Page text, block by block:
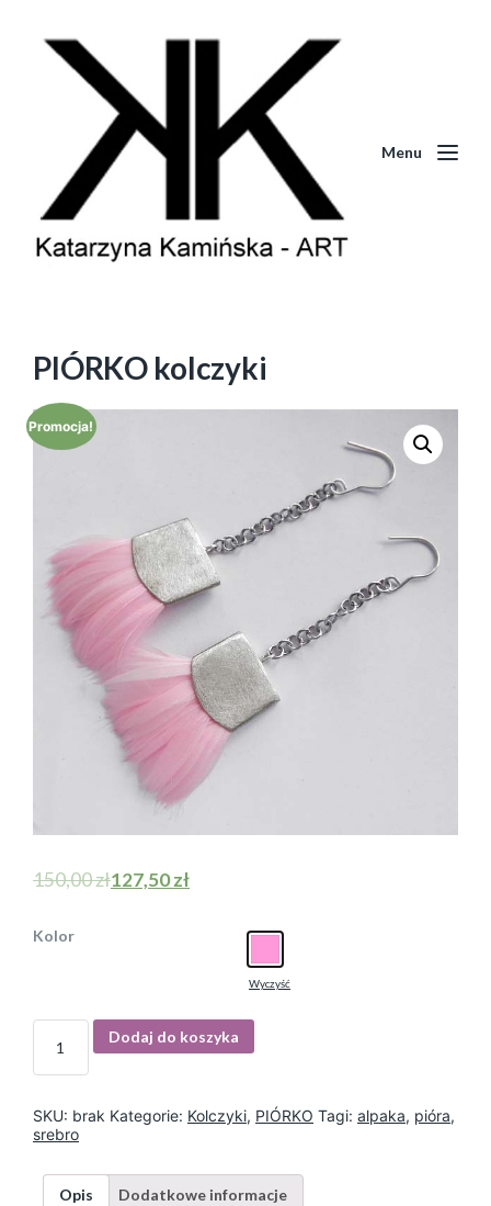
Menu
PIÓRKO kolczyki
Promocja!
150,00zł127,50zł
Kolor
Wyczyść
I
ś
Dodaj do koszyka
SKU: brak Kategorie: Kolczyki, PIÓRKO Tagi: alpaka, pióra,
srebro
Opis Dodatkowe informacje